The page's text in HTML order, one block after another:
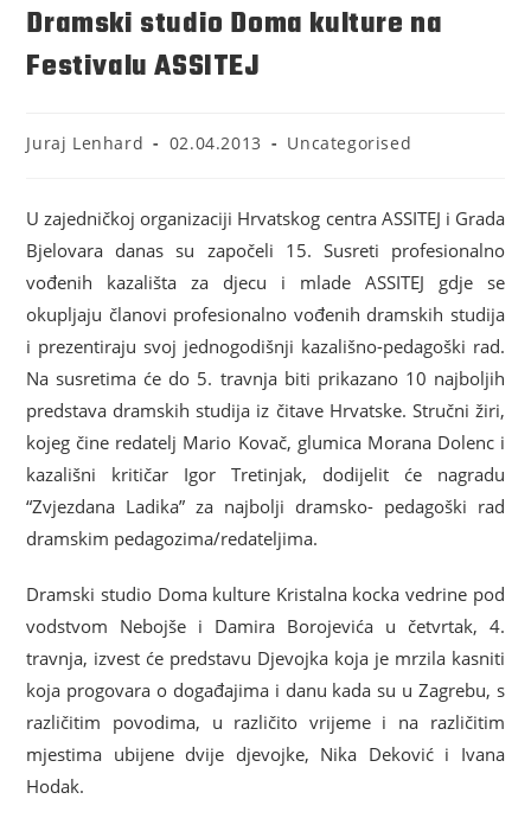
Dramski studio Doma kulture na
Festivalu ASSITEJ
Juraj Lenhard 02.04.2013 Uncategorised
U zajedničkoj organizaciji Hrvatskog centra ASSITEJ i Grada
Bjelovara danas su započeli 15. Susreti profesionalno
vođenih kazališta za djecu i mlade ASSITEJ gdje se
okupljaju članovi profesionalno vođenih dramskih studija
i prezentiraju svoj jednogodišnji kazališno-pedagoški rad.
Na susretima će do 5. travnja biti prikazano 10 najboljih
predstava dramskih studija iz čitave Hrvatske. Stručni žiri,
kojeg čine redatelj Mario Kovač, glumica Morana Dolenc i
kazališni kritičar Igor Tretinjak, dodijelit će nagradu
“Zvjezdana Ladika” za najbolji dramsko- pedagoški rad
dramskim pedagozima/redateljima.
Dramski studio Doma kulture Kristalna kocka vedrine pod
vodstvom Nebojše i Damira Borojevića u četvrtak, 4.
travnja, izvest će predstavu Djevojka koja je mrzila kasniti
koja progovara o događajima i danu kada su u Zagrebu, s
različitim povodima, u različito vrijeme i na različitim
mjestima ubijene dvije djevojke, Nika Deković i Ivana
Hodak.